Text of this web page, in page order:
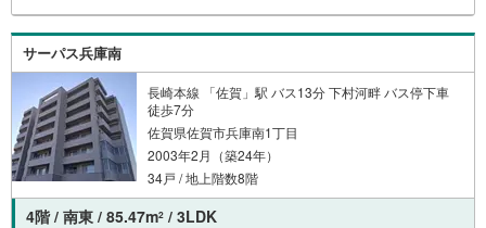
サーパス兵庫南
長崎本線 「佐賀」駅 バス13分 下村河畔 バス停下車
徒歩7分
佐賀県佐賀市兵庫南1丁目
2003年2月（築24年）
34戸 / 地上階数8階
4階 / 南東 / 85.47m2 / 3LDK